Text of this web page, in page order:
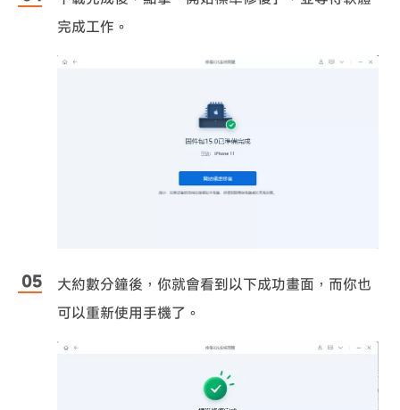
完成工作。
大約數分鐘後，你就會看到以下成功畫面，而你也
可以重新使用手機了。